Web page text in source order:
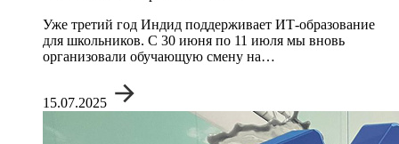
Уже третий год Индид поддерживает ИТ-образование
для школьников. С 30 июня по 11 июля мы вновь
организовали обучающую смену на…
15.07.2025